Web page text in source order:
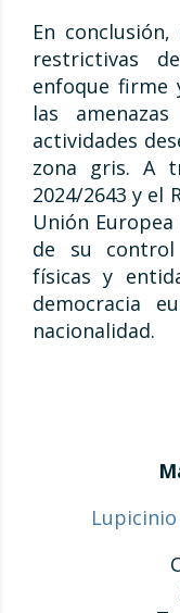
En
restrictivas
enfoque firme
las
actividades
zona gris. A
2024/2643 y el
Unión
de su
físicas y
democracia
nacionalidad.